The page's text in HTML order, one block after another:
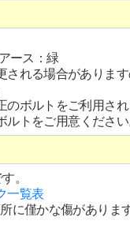
ース：緑
される場合がありま
ボルトをご利用され
トをご用意ください
。
一覧表
に僅かな傷があります